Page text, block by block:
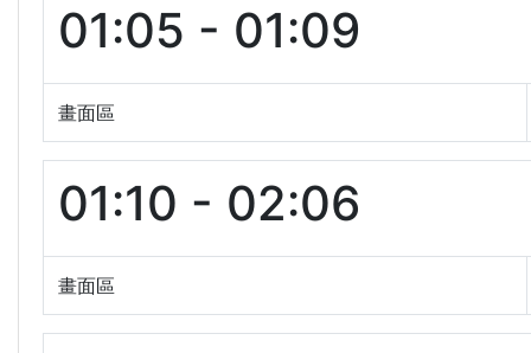
01:05 - 01:09
畫面區
01:10 - 02:06
畫面區